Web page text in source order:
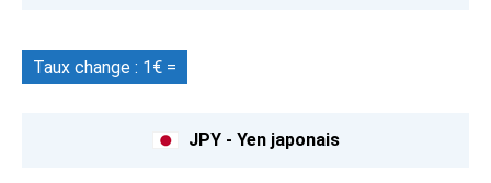
Taux change : 1€ =
JPY - Yen japonais